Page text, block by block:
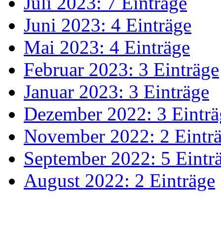
Juni 2023: 4 Einträge
Mai 2023: 4 Einträge
Februar 2023: 3 Einträge
Januar 2023: 3 Einträge
Dezember 2022: 3
November 2022: 2
September 2022: 5
August 2022: 2 Einträge